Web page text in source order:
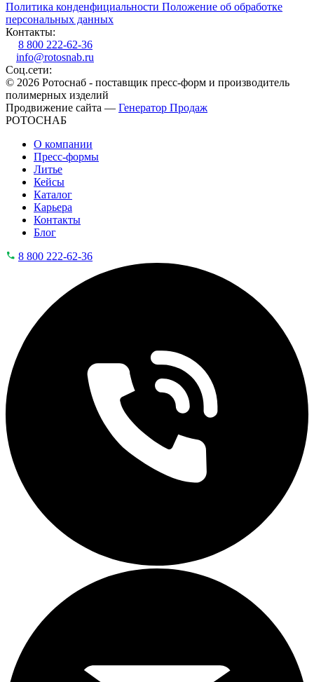
Политика конденфициальности Положение об обработке
персональных данных
Контакты:
8 800 222-62-36
info@rotosnab.ru
Соц.сети:
© 2026 Ротоснаб - поставщик пресс-форм и производитель
полимерных изделий
Продвижение сайта — Генератор Продаж
РОТОСНАБ
О компании
Пресс-формы
Литье
Кейсы
Каталог
Карьера
Контакты
Блог
8 800 222-62-36